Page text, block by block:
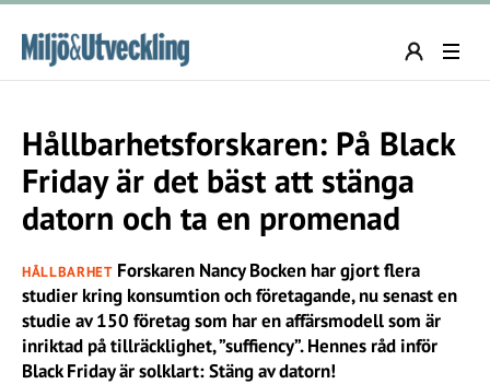
Hållbarhetsforskaren: På Black
Friday är det bäst att stänga
datorn och ta en promenad
HÅLLBARHETForskaren Nancy Bocken har gjort flera
studier kring konsumtion och företagande, nu senast en
studie av 150 företag som har en affärsmodell som är
inriktad på tillräcklighet, ”suffiency”. Hennes råd inför
Black Friday är solklart: Stäng av datorn!